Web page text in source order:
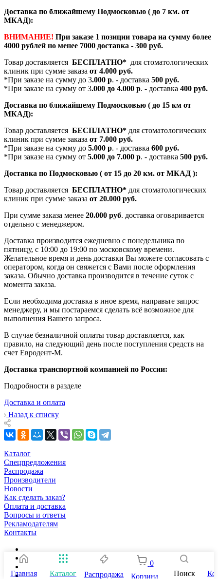
Доставка по ближайшему Подмосковью ( до 7 км. от
МКАД):
ВНИМАНИЕ! При заказе 1 позиции товара на сумму более
4000 рублей но менее 7000 доставка - 300 руб.
Товар доставляется БЕСПЛАТНО* для стоматологических
клиник при сумме заказа от 4.000 руб.
*При заказе на сумму до 3.000 р. - доставка 500 руб.
*При заказе на сумму от 3.000 до 4.000 р. - доставка 400 руб.
Доставка по ближайшему Подмосковью ( до 15 км от
МКАД):
Товар доставляется БЕСПЛАТНО* для стоматологических
клиник при сумме заказа от 7.000 руб.
*При заказе на сумму до 5.000 р. - доставка 600 руб.
*При заказе на сумму от 5.000 до 7.000 р. - доставка 500 руб.
Доставка по Подмосковью ( от 15 до 20 км. от МКАД ):
Товар доставляется БЕСПЛАТНО* для стоматологических
клиник при сумме заказа от 20.000 руб.
При сумме заказа менее 20.000 руб. доставка оговаривается
отдельно с менеджером.
Доставка производится ежедневно с понедельника по
пятницу, с 10:00 до 19:00 по московскому времени.
Желательное время и день доставки Вы можете согласовать с
оператором, когда он свяжется с Вами после оформления
заказа. Обычно доставка производится в течение суток с
момента заказа.
Если необходима доставка в иное время, направьте запрос
менеджеру, и мы постараемся сделать всё возможное для
выполнения Вашего запроса.
В случае безналичной оплаты товар доставляется, как
правило, на следующий день после поступления средств на
счет Евродент-М.
Доставка транспортной компанией по России:
Подробности в разделе
Доставка и оплата
Назад к списку
Каталог
Спецпредложения
Распродажа
Производители
Новости
Как сделать заказ?
Оплата и доставка
Вопросы и ответы
Рекламодателям
Контакты
Главная Каталог Распродажа
0
Корзина
Поиск